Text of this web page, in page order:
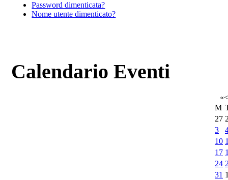
Password dimenticata?
Nome utente dimenticato?
Calendario Eventi
«<
M
27
3
10
17
24
31